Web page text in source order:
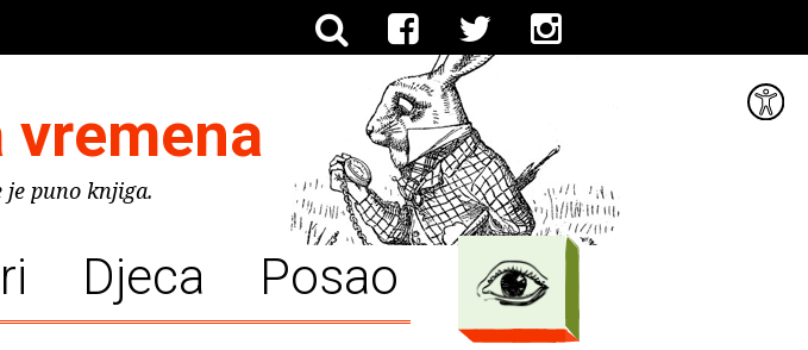
vremena
je puno knjiga.
Djeca Posao